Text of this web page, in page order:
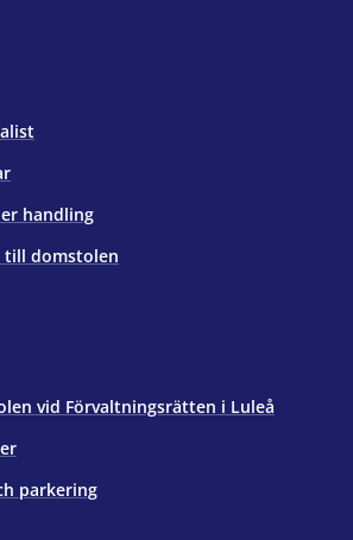
handling
till domstolen
vid Förvaltningsrätten i Luleå
parkering